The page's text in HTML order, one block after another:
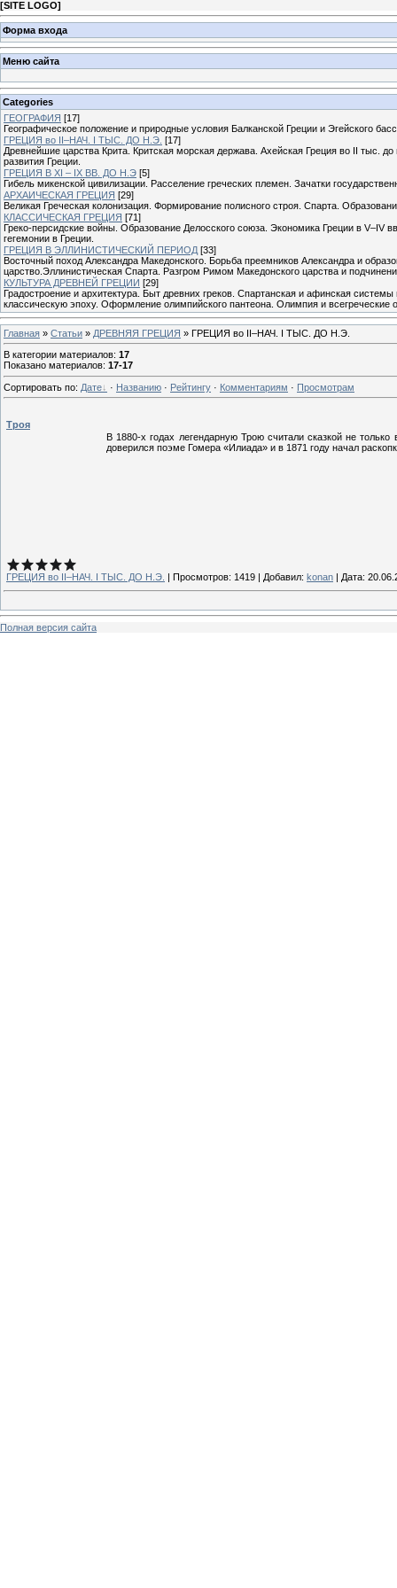
[SITE LOGO]
Форма входа
Меню сайта
Categories
ГЕОГРАФИЯ [17]
Географическое положение и природные условия Балканской Греции и Эгейского
ГРЕЦИЯ во II–НАЧ. I ТЫС. ДО Н.Э. [17]
Древнейшие царства Крита. Критская морская держава. Ахейская Греция во II тыс.
развития Греции.
ГРЕЦИЯ В XI – IX ВВ. ДО Н.Э [5]
Гибель микенской цивилизации. Расселение греческих племен. Зачатки
АРХАИЧЕСКАЯ ГРЕЦИЯ [29]
Великая Греческая колонизация. Формирование полисного строя. Спарта.
КЛАССИЧЕСКАЯ ГРЕЦИЯ [71]
Греко-персидские войны. Образование Делосского союза. Экономика Греции в
гегемонии в Греции.
ГРЕЦИЯ В ЭЛЛИНИСТИЧЕСКИЙ ПЕРИОД [33]
Восточный поход Александра Македонского. Борьба преемников Александра и
царство.Эллинистическая Спарта. Разгром Римом Македонского царства и
КУЛЬТУРА ДРЕВНЕЙ ГРЕЦИИ [29]
Градостроение и архитектура. Быт древних греков. Спартанская и афинская
классическую эпоху. Оформление олимпийского пантеона. Олимпия и всегреческие
Главная » Статьи » ДРЕВНЯЯ ГРЕЦИЯ » ГРЕЦИЯ во II–НАЧ. I ТЫС. ДО Н.Э.
В категории материалов: 17
Показано материалов: 17-17
Сортировать по: Дате · Названию · Рейтингу · Комментариям · Просмотрам
Троя
В 1880-х годах легендарную Трою считали сказкой не
доверился поэме Гомера «Илиада» и в 1871 году начал
ГРЕЦИЯ во II–НАЧ. I ТЫС. ДО Н.Э. Просмотров: 1419 Добавил: konan Дата:
Полная версия сайта